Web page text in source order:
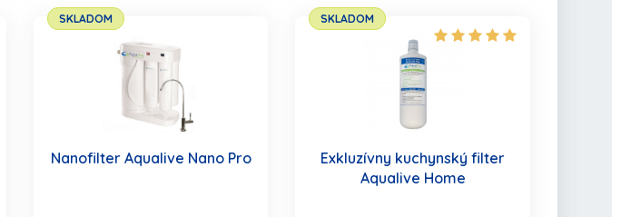
SKLADOM
Nanofilter Aqualive Nano Pro
SKLADOM
Exkluzívny kuchynský filter
Aqualive Home